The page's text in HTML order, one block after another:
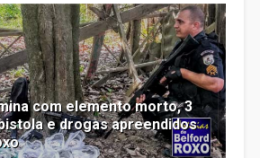
com elemento morto, 3
e drogas apreendidos